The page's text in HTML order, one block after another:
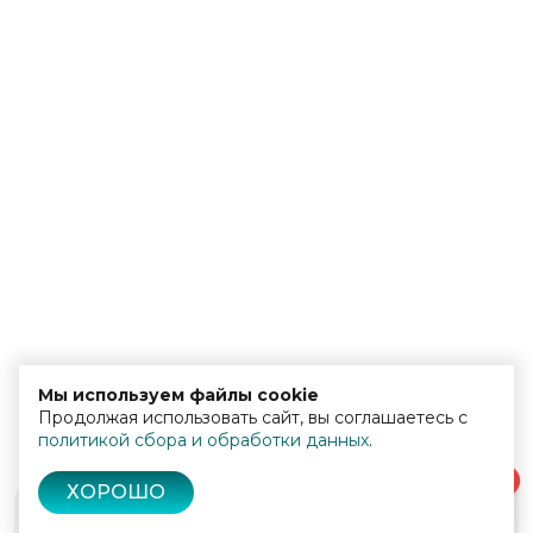
Мы используем файлы cookie
Продолжая использовать сайт, вы соглашаетесь с
политикой сбора и обработки данных.
ХОРОШО